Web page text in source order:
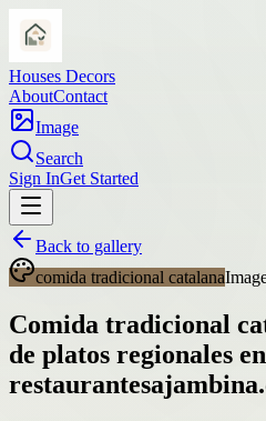
Houses Decors
AboutContact
Image
Search
Sign InGet Started
Back to gallery
comida tradicional catalana
Comida tradicional
de platos regionales en